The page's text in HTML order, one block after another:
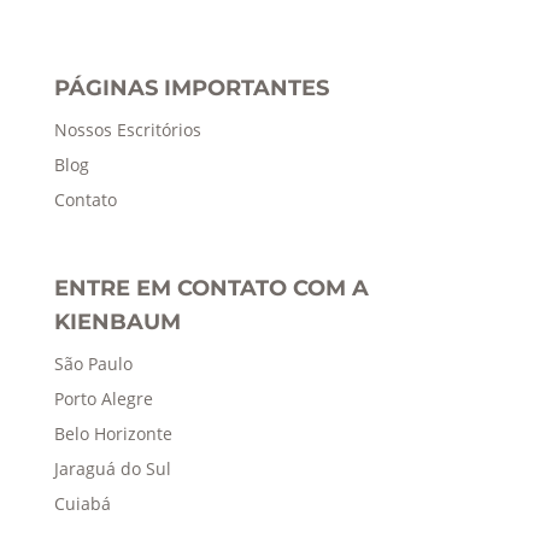
PÁGINAS IMPORTANTES
Nossos Escritórios
Blog
Contato
ENTRE EM CONTATO COM A
KIENBAUM
São Paulo
Porto Alegre
Belo Horizonte
Jaraguá do Sul
Cuiabá